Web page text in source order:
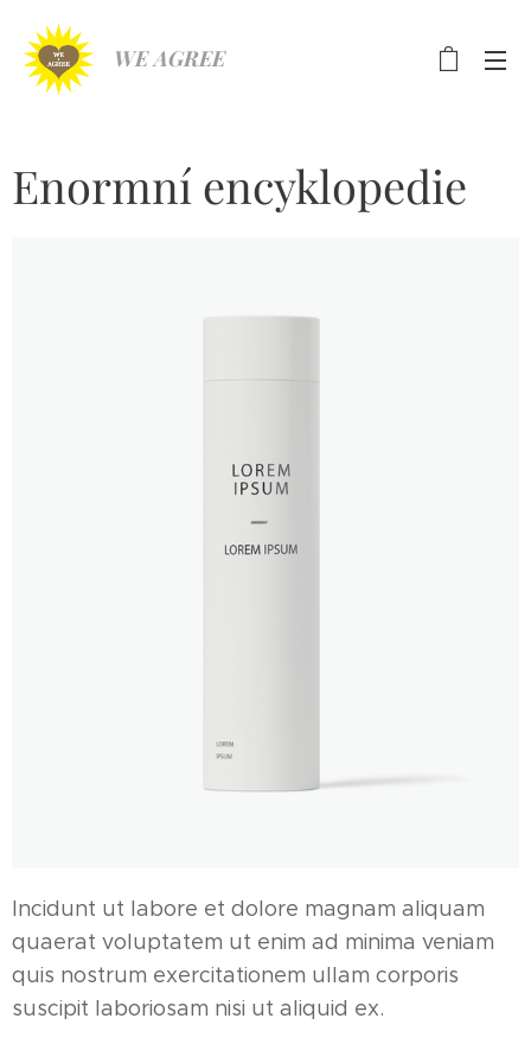
WE AGREE
Enormní encyklopedie
Incidunt ut labore et dolore magnam aliquam
quaerat voluptatem ut enim ad minima veniam
quis nostrum exercitationem ullam corporis
suscipit laboriosam nisi ut aliquid ex.